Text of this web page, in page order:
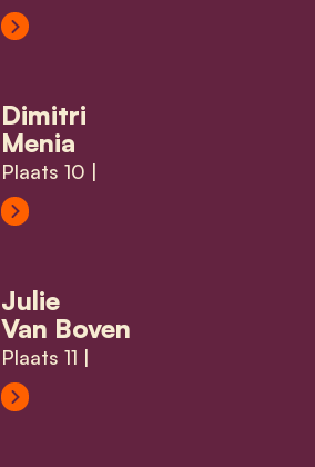
View Charlotte Samyn's profile
Dimitri
Menia
Plaats 10 |
View Dimitri Menia's profile
Julie
Van Boven
Plaats 11 |
View Julie Van Boven's profile